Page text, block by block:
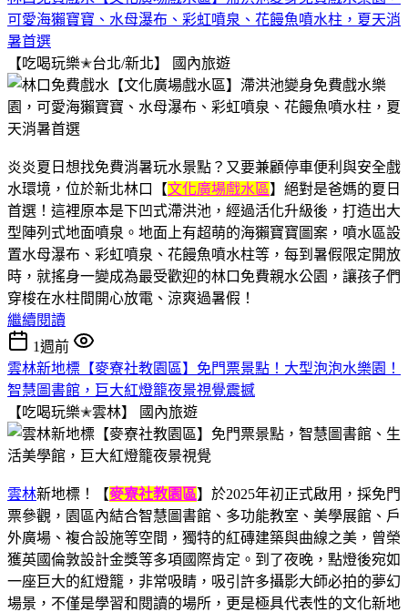
可愛海獺寶寶、水母瀑布、彩虹噴泉、花饅魚噴水柱，夏天消
暑首選
【吃喝玩樂✭台北/新北】
國內旅遊
炎炎夏日想找免費消暑玩水景點？又要兼顧停車便利與安全戲
水環境，位於新北林口【文化廣場戲水區】絕對是爸媽的夏日
首選！這裡原本是下凹式滯洪池，經過活化升級後，打造出大
型陣列式地面噴泉。地面上有超萌的海獺寶寶圖案，噴水區設
置水母瀑布、彩虹噴泉、花饅魚噴水柱等，每到暑假限定開放
時，就搖身一變成為最受歡迎的林口免費親水公園，讓孩子們
穿梭在水柱間開心放電、涼爽過暑假！
繼續閱讀
1週前
雲林新地標【麥寮社教園區】免門票景點！大型泡泡水樂園！
智慧圖書館，巨大紅燈籠夜景視覺震撼
【吃喝玩樂✭雲林】
國內旅遊
雲林新地標！【麥寮社教園區】於2025年初正式啟用，採免門
票參觀，園區內結合智慧圖書館、多功能教室、美學展館、戶
外廣場、複合設施等空間，獨特的紅磚建築與曲線之美，曾榮
獲英國倫敦設計金獎等多項國際肯定。到了夜晚，點燈後宛如
一座巨大的紅燈籠，非常吸睛，吸引許多攝影大師必拍的夢幻
場景，不僅是學習和閱讀的場所，更是極具代表性的文化新地